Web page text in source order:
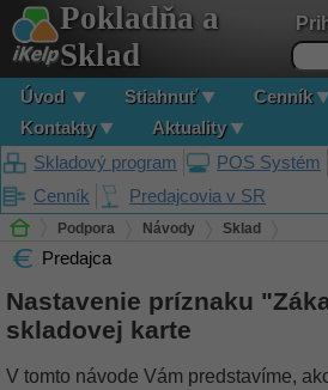
Pokladňa a
Sklad
Úvod Stiahnuť Cenník
Kontakty
Aktuality
Skladový program
POS Systém
Cenník
Predajcovia v SR
Podpora Návody Sklad
Nastavenie príznaku "Zákaz predaja" na
Predajca
Nastavenie príznaku
skladovej karte
V tomto návode Vám predstavíme,